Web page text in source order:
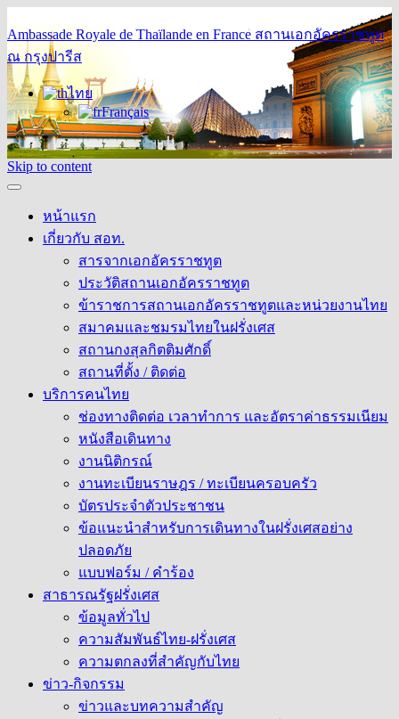
Ambassade Royale de Thaïlande en France สถานเอกอัครราชทูต
ณ กรุงปารีส
ไทย
Français
Skip to content
หน้าแรก
เกี่ยวกับ สอท.
สารจากเอกอัครราชทูต
ประวัติสถานเอกอัครราชทูต
ข้าราชการสถานเอกอัครราชทูตและหน่วยงานไทย
สมาคมและชมรมไทยในฝรั่งเศส
สถานกงสุลกิตติมศักดิ์
สถานที่ตั้ง / ติดต่อ
บริการคนไทย
ช่องทางติดต่อ เวลาทำการ และอัตราค่าธรรมเนียม
หนังสือเดินทาง
งานนิติกรณ์
งานทะเบียนราษฎร / ทะเบียนครอบครัว
บัตรประจำตัวประชาชน
ข้อแนะนำสำหรับการเดินทางในฝรั่งเศสอย่าง
ปลอดภัย
แบบฟอร์ม / คำร้อง
สาธารณรัฐฝรั่งเศส
ข้อมูลทั่วไป
ความสัมพันธ์ไทย-ฝรั่งเศส
ความตกลงที่สำคัญกับไทย
ข่าว-กิจกรรม
ข่าวและบทความสำคัญ